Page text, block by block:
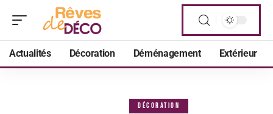
Actualités Décoration Déménagement Extérieur
DÉCORATION